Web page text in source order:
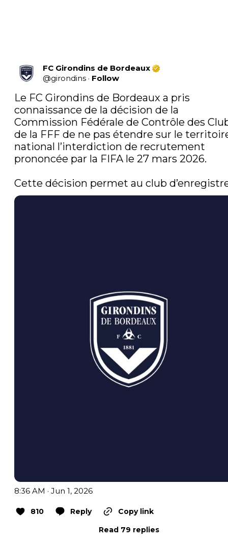
FC Girondins de Bordeaux
@girondins · Follow
Le FC Girondins de Bordeaux a pris
connaissance de la décision de la
Commission Fédérale de Contrôle des
de la FFF de ne pas étendre sur le
national l’interdiction de recrutement
prononcée par la FIFA le 27 mars 2026.
Cette décision permet au club
8:36 AM · Jun 1, 2026
810 Reply
Copy link
Read 79 replies